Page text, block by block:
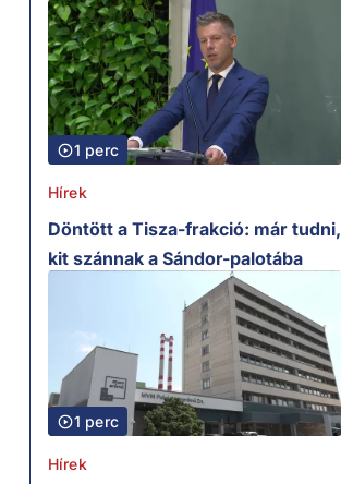
1 perc
Hírek
Döntött a Tisza-frakció: már tudni,
kit szánnak a Sándor-palotába
1 perc
Hírek